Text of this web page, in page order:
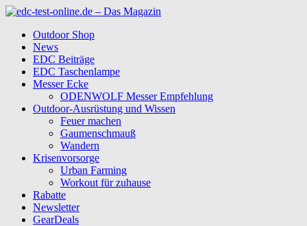
Outdoor Shop
News
EDC Beiträge
EDC Taschenlampe
Messer Ecke
ODENWOLF Messer Empfehlung
Outdoor-Ausrüstung und Wissen
Feuer machen
Gaumenschmauß
Wandern
Krisenvorsorge
Urban Farming
Workout für zuhause
Rabatte
Newsletter
GearDeals